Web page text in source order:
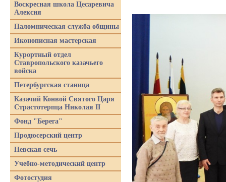
Воскресная школа Цесаревича
Алексия
Паломническая служба общины
Иконописная мастерская
Курортный отдел
Ставропольского казачьего
войска
Петербургская станица
Казачий Конвой Святого Царя
Страстотерпца Николая II
Фонд "Берега"
Продюсерский центр
Невская сечь
Учебно-методический центр
Фотостудия